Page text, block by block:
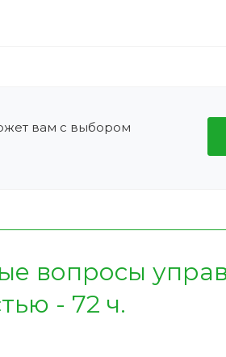
вам с выбором
вопросы
- 72 ч.